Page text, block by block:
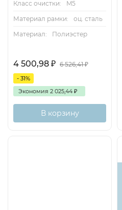
Класс очистки:
M5
Материал рамки:
оц. сталь
Материал:
Полиэстер
4 500,98 ₽ 6 526,41₽
- 31%
Экономия 2 025,44 ₽
В корзину